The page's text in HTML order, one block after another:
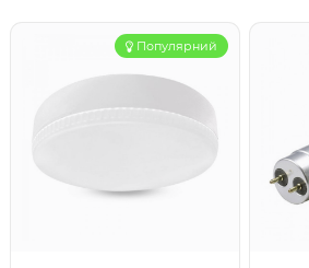
Популярний